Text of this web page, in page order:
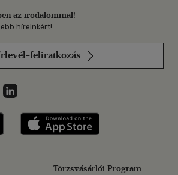
az irodalommal!
híreinkért!
feliratkozás
on
az Instagramon
Libri a LinkedInen
Libri applikáció Szerezd meg: Google
Törzsvásárlói Program